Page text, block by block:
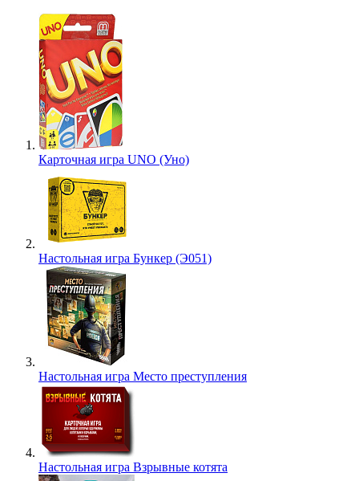
Карточная игра UNO (Уно)
Настольная игра Бункер (Э051)
Настольная игра Место преступления
Настольная игра Взрывные котята